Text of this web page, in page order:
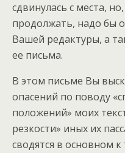
сдвинулась с места,
продолжать, надо бы
Вашей редактуры, а
ее письма.
В этом письме Вы
опасений по поводу
положений» моих
резкости» иных их
сводятся в основном